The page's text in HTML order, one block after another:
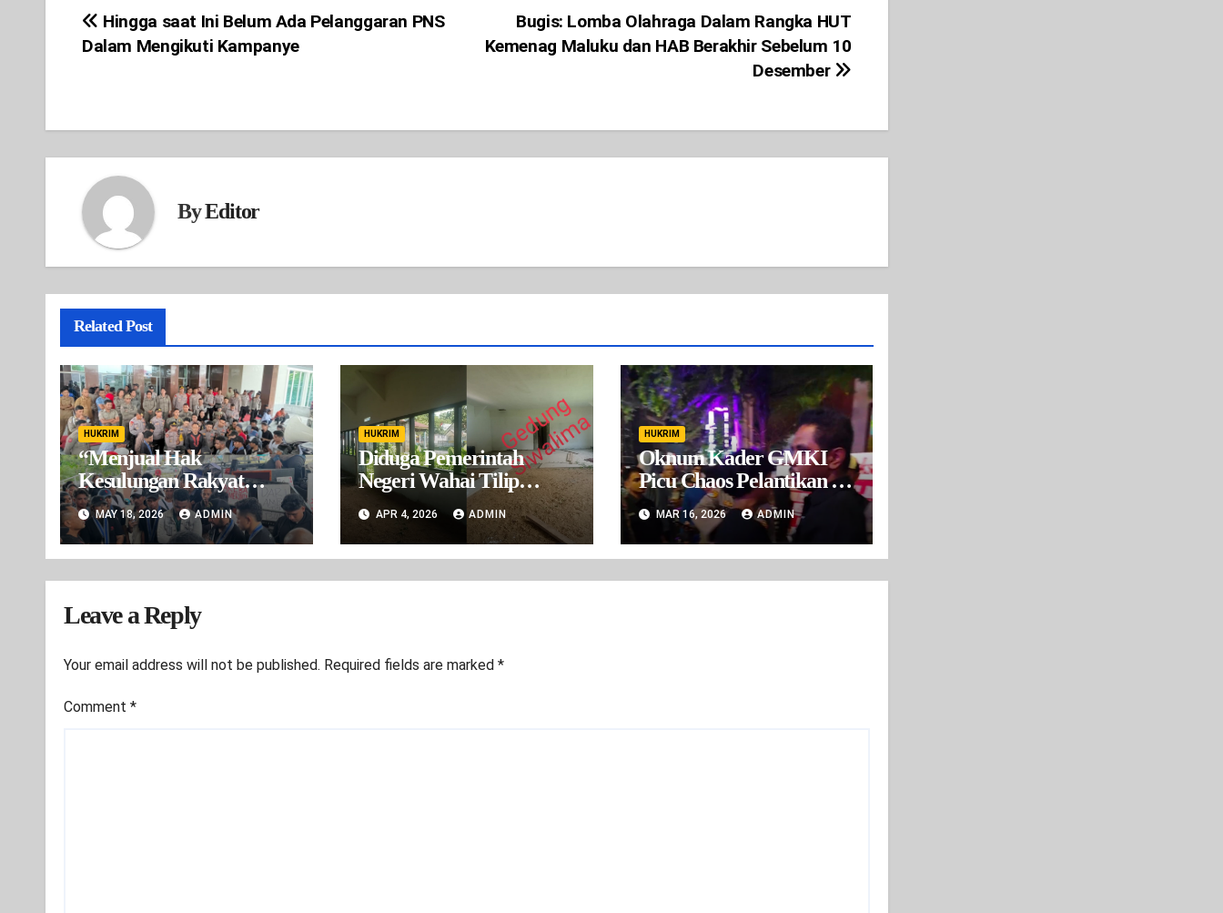
Post
navigation
Bugis: Lomba Olahraga Dalam Rangka HUT
Kemenag Maluku dan HAB Berakhir Sebelum 10
Desember
Hingga saat Ini Belum Ada Pelanggaran PNS
Dalam Mengikuti Kampanye
ByEditor
Related Post
HUKRIM
“Menjual Hak
Kesulungan Rakyat
Buru: Gubernur dan
Wakil Gubernur Maluku
Dituding Takut
MAY 18, 2026 ADMIN
HUKRIM
Diduga Pemerintah
Negeri Wahai Tilip
Anggaran Desa Wahai
Tahun 2024-2025
APR 4, 2026 ADMIN
HUKRIM
Oknum Kader GMKI
Picu Chaos Pelantikan di
Ambon, Libatkan Orang
Luar dan Kader Cabang
Lain
MAR 16, 2026 ADMIN
Leave a Reply
Your email address will not be published. Required fields are marked *
Comment *